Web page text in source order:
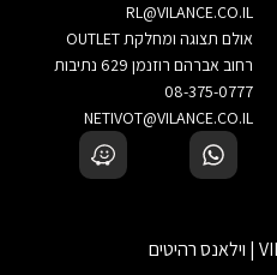
RL@VILANCE.CO.IL
אולם תצוגה ומחלקת OUTLET
רחוב אברהם רוזנמן 629 נתיבות
08-375-0777
NETIVOT@VILANCE.CO.IL